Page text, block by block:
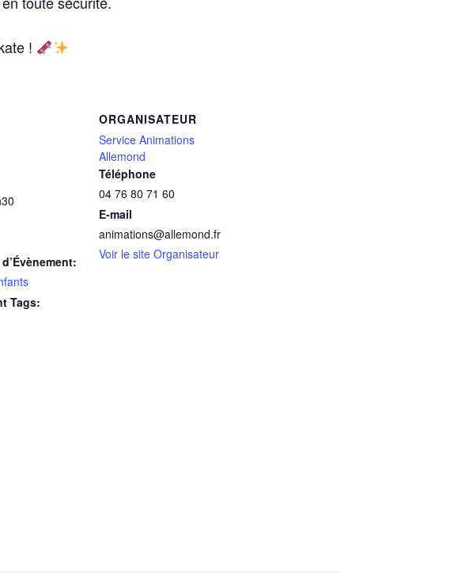
!
Tags:
ORGANISATEUR
Service Animations
Allemond
Téléphone
04 76 80 71 60
E-mail
animations@allemond.fr
Voir le site Organisateur